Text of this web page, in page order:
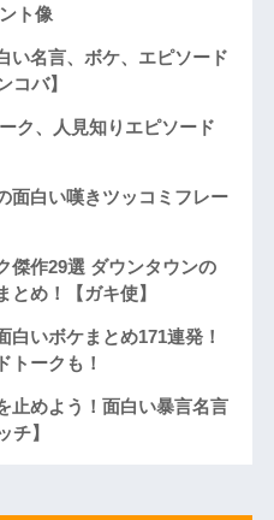
ト像
い名言、ボケ、エピソード
コバ】
ク、人見知りエピソード
面白い嘆きツッコミフレー
傑作29選 ダウンタウンの
め！【ガキ使】
白いボケまとめ171連発！
トークも！
止めよう！面白い暴言名言
チ】